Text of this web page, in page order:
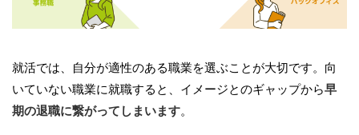
就活では、自分が適性のある職業を選ぶことが大切です。向
いていない職業に就職すると、イメージとのギャップから早
期の退職に繋がってしまいます。